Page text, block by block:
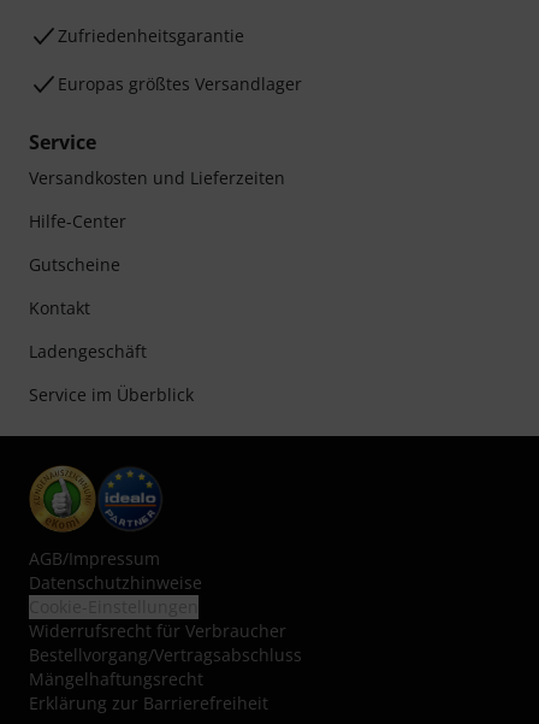
Zufriedenheitsgarantie
Europas größtes Versandlager
Service
Versandkosten und Lieferzeiten
Hilfe-Center
Gutscheine
Kontakt
Ladengeschäft
Service im Überblick
AGB/Impressum
Datenschutzhinweise
Widerrufsrecht für Verbraucher
Bestellvorgang/Vertragsabschluss
Mängelhaftungsrecht
Erklärung zur Barrierefreiheit